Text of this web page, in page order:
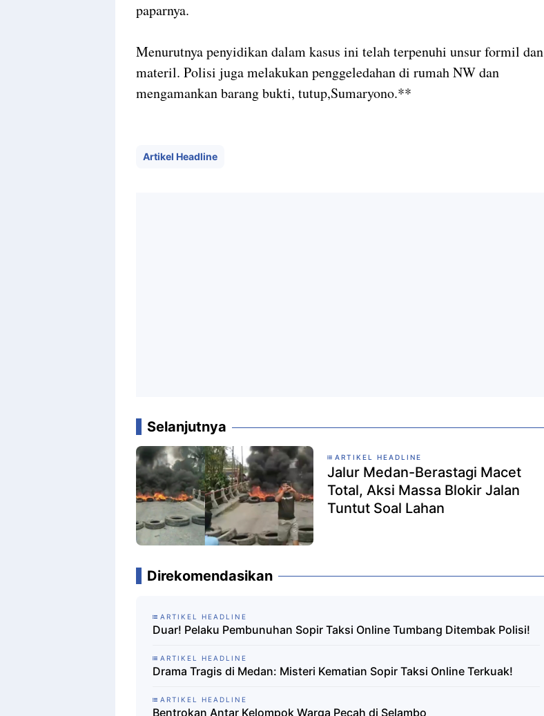
paparnya.
Menurutnya penyidikan dalam kasus ini telah terpenuhi unsur formil dan
materil. Polisi juga melakukan penggeledahan di rumah NW dan
mengamankan barang bukti, tutup,Sumaryono.**
Artikel Headline
Selanjutnya
ARTIKEL HEADLINE
Jalur Medan-Berastagi Macet
Total, Aksi Massa Blokir Jalan
Tuntut Soal Lahan
Direkomendasikan
ARTIKEL HEADLINE
Duar! Pelaku Pembunuhan Sopir Taksi Online Tumbang Ditembak Polisi!
ARTIKEL HEADLINE
Drama Tragis di Medan: Misteri Kematian Sopir Taksi Online Terkuak!
ARTIKEL HEADLINE
Bentrokan Antar Kelompok Warga Pecah di Selambo